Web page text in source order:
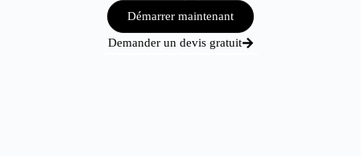
Démarrer maintenant
Demander un devis gratuit